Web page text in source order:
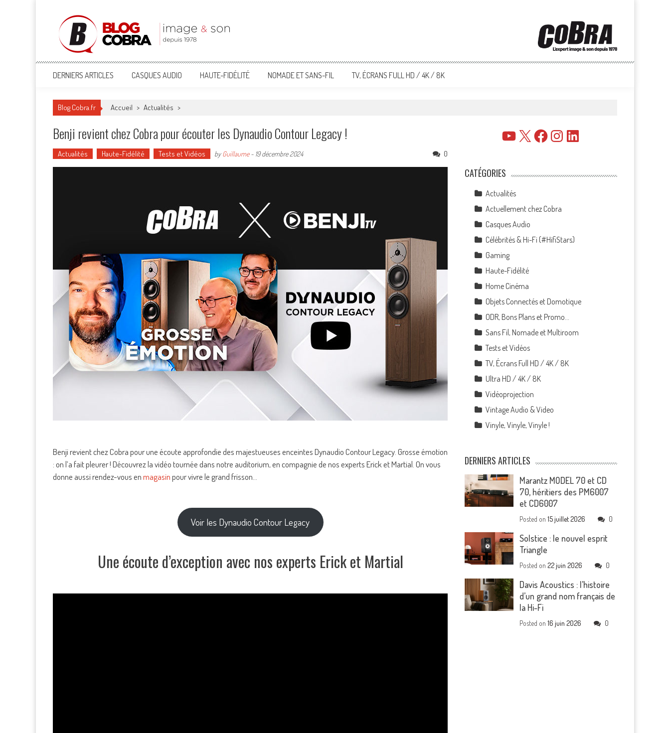
Blog Cobra
Toute l'actu Image & Son !
DERNIERS ARTICLES CASQUES AUDIO HAUTE-FIDÉLITÉ NOMADE ET SANS-FIL TV, ÉCRANS FULL HD / 4K / 8K
Blog Cobra.fr Accueil > Actualités >
Benji revient chez Cobra pour écouter les Dynaudio Contour Legacy !
Actualités Haute-Fidélité Tests et Vidéos byGuillaume- 19 décembre 2024 0
Benji revient chez Cobra pour une écoute approfondie des majestueuses enceintes Dynaudio Contour Legacy. Grosse émotion
: on l’a fait pleurer ! Découvrez la vidéo tournée dans notre auditorium, en compagnie de nos experts Erick et Martial. On vous
donne aussi rendez-vous enmagasinpour vivre le grand frisson…
Voir les Dynaudio Contour Legacy
Une écoute d’exception avec nos experts Erick et Martial
YouTube
X FacebookInstagramLinkedIn
CATÉGORIES
Actualités
Actuellement chez Cobra
Casques Audio
Célébrités & Hi-Fi (#HifiStars)
Gaming
Haute-Fidélité
Home Cinéma
Objets Connectés et Domotique
ODR, Bons Plans et Promo…
Sans Fil, Nomade et Multiroom
Tests et Vidéos
TV, Écrans Full HD / 4K / 8K
Ultra HD / 4K / 8K
Vidéoprojection
Vintage Audio & Video
Vinyle, Vinyle, Vinyle !
DERNIERS ARTICLES
Marantz MODEL 70 et CD
70, héritiers des PM6007
et CD6007
Posted on15 juillet 2026 0
Solstice : le nouvel esprit
Triangle
Posted on22 juin 2026 0
Davis Acoustics : l’histoire
d’un grand nom français de
la Hi-Fi
Posted on16 juin 2026 0